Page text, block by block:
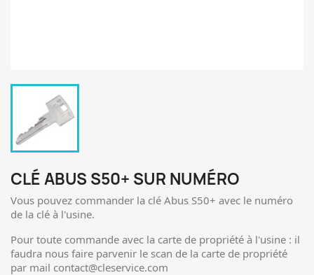
CLÉ ABUS S50+ SUR NUMÉRO
Vous pouvez commander la clé Abus S50+ avec le numéro
de la clé à l'usine.
Pour toute commande avec la carte de propriété à l'usine : il
faudra nous faire parvenir le scan de la carte de propriété
par mail contact@cleservice.com